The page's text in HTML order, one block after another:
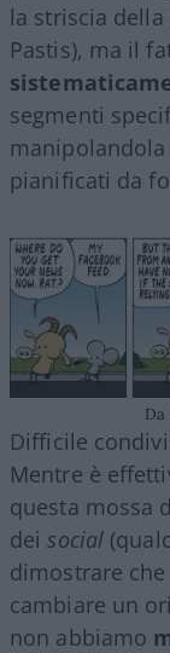
la striscia della
Pastis), ma il
segmenti
pianificati da
Da
Difficile
Mentre è
questa mossa
deisocial
dimostrare
cambiare un
non abbiamo